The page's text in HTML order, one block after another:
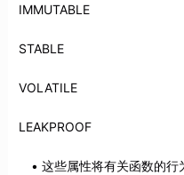
IMMUTABLE
STABLE
VOLATILE
LEAKPROOF
这些属性将有关函数的